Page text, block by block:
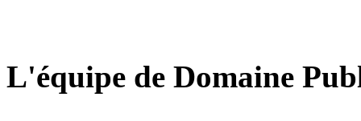
L'équipe de Domaine